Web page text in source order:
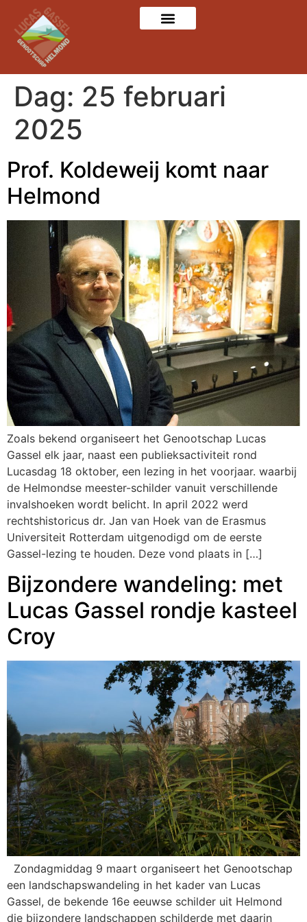
Dag: 25 februari
2025
Prof. Koldeweij komt naar
Helmond
Zoals bekend organiseert het Genootschap Lucas
Gassel elk jaar, naast een publieksactiviteit rond
Lucasdag 18 oktober, een lezing in het voorjaar. waarbij
de Helmondse meester-schilder vanuit verschillende
invalshoeken wordt belicht. In april 2022 werd
rechtshistoricus dr. Jan van Hoek van de Erasmus
Universiteit Rotterdam uitgenodigd om de eerste
Gassel-lezing te houden. Deze vond plaats in […]
Bijzondere wandeling: met
Lucas Gassel rondje kasteel
Croy
Zondagmiddag 9 maart organiseert het Genootschap
een landschapswandeling in het kader van Lucas
Gassel, de bekende 16e eeuwse schilder uit Helmond
die bijzondere landschappen schilderde met daarin